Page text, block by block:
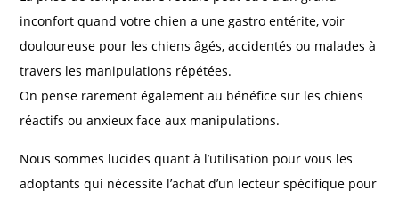
inconfort quand votre chien a une gastro entérite, voir
douloureuse pour les chiens âgés, accidentés ou malades à
travers les manipulations répétées.
On pense rarement également au bénéfice sur les chiens
réactifs ou anxieux face aux manipulations.
Nous sommes lucides quant à l’utilisation pour vous les
adoptants qui nécessite l’achat d’un lecteur spécifique pour